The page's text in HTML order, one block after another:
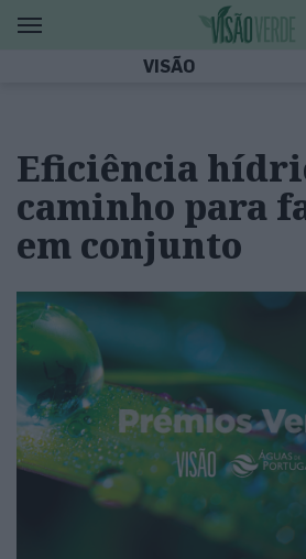
VISÃO
Eficiência
caminho para
em conjunto